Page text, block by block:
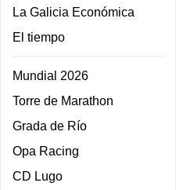
La Galicia Económica
El tiempo
Mundial 2026
Torre de Marathon
Grada de Río
Opa Racing
CD Lugo